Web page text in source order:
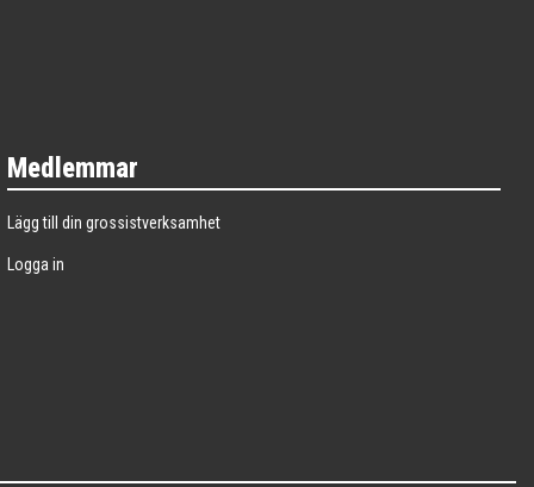
Medlemmar
Lägg till din grossistverksamhet
Logga in